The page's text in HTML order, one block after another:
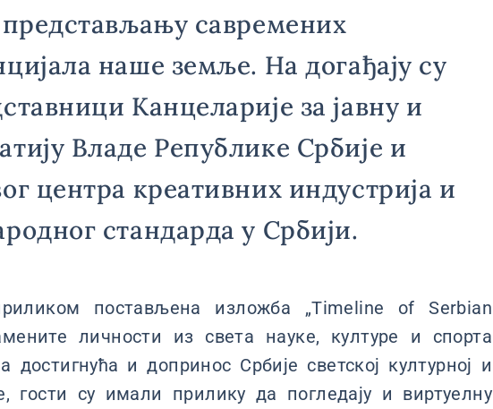
савремених
наше земље. На догађају су
Канцеларије за јавну и
Владе Републике Србије и
центра креативних индустрија и
стандарда у Србији.
постављена изложба „Timeline of Serbian
личности из света науке, културе и спорта
достигнућа и допринос Србије светској културној и
гости су имали прилику да погледају и виртуелну